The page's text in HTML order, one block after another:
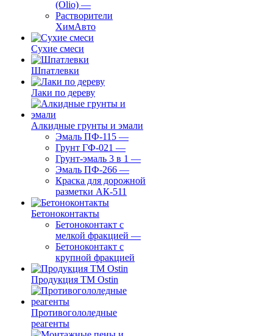
(Olio) —
Растворители
ХимАвто
Сухие смеси
Шпатлевки
Лаки по дереву
Алкидные грунты и эмали
Эмаль ПФ-115 —
Грунт ГФ-021 —
Грунт-эмаль 3 в 1 —
Эмаль ПФ-266 —
Краска для дорожной
разметки АК-511
Бетоноконтакты
Бетоноконтакт с
мелкой фракцией —
Бетоноконтакт с
крупной фракцией
Продукция ТМ Ostin
Противогололедные
реагенты